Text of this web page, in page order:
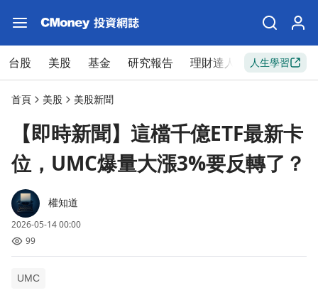
台股 美股 基金 研究報告 理財達人 新手入門
人生學習
首頁 美股 美股新聞
【即時新聞】這檔千億ETF最新卡
位，UMC爆量大漲3%要反轉了？
權知道
2026-05-14 00:00
99
UMC